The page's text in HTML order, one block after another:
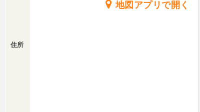
住所
地図アプリで開く